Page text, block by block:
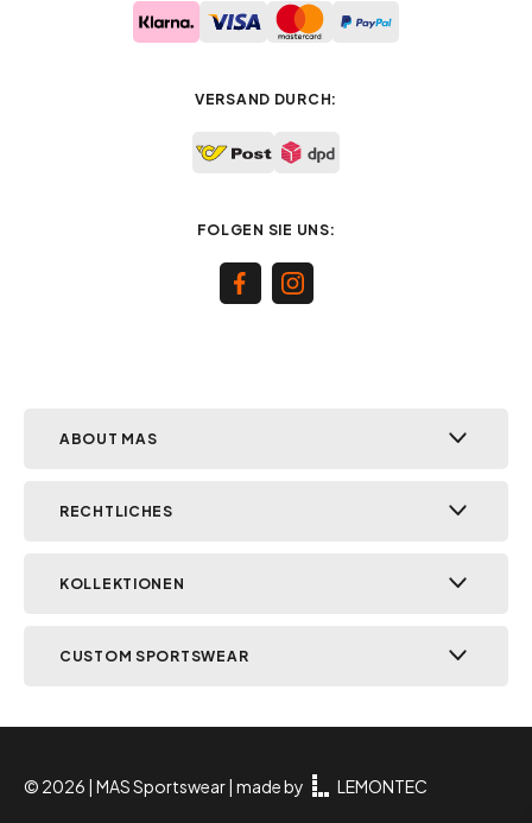
VERSAND DURCH:
FOLGEN SIE UNS:
ABOUT MAS
RECHTLICHES
KOLLEKTIONEN
CUSTOM SPORTSWEAR
© 2026 | MAS Sportswear | made by LEMONTEC